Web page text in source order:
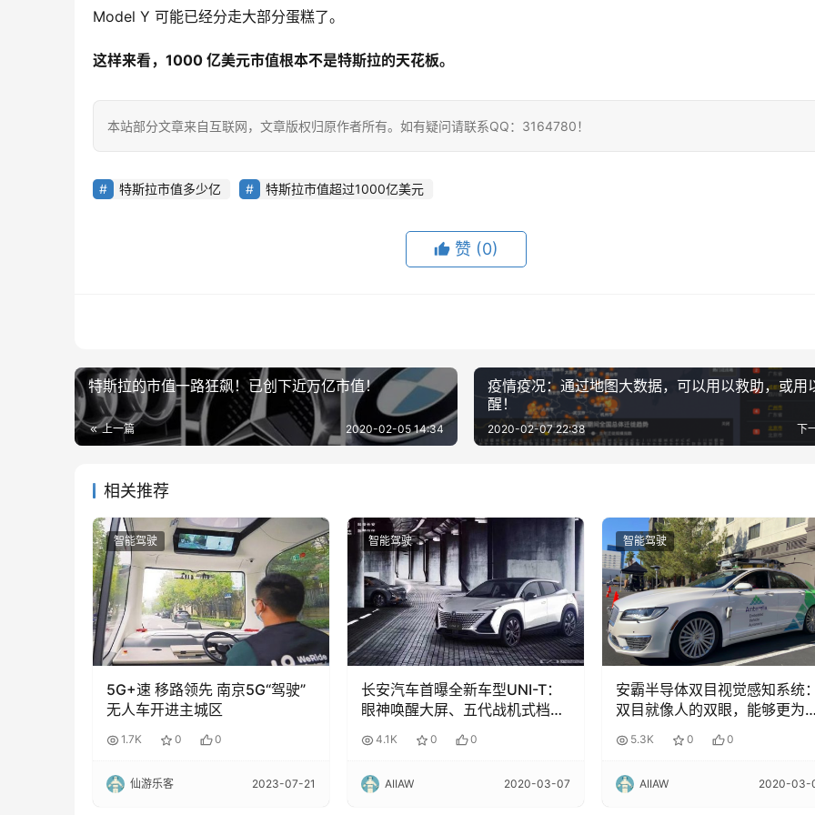
Model Y 可能已经分走大部分蛋糕了。
这样来看，1000 亿美元市值根本不是特斯拉的天花板。
本站部分文章来自互联网，文章版权归原作者所有。如有疑问请联系QQ：3164780！
特斯拉市值多少亿 特斯拉市值超过1000亿美元
赞 (0)
特斯拉的市值一路狂飙！已创下近万亿市值！
上一篇 2020-02-05 14:34
疫情疫况：通过地图大数据，可以用以救助，或用
醒！
下
2020-02-07 22:38
相关推荐
智能驾驶
5G+速 移路领先 南京5G“驾驶”
无人车开进主城区
1.7K 0 0
仙游乐客 2023-07-21
智能驾驶
长安汽车首曝全新车型UNI-T：
眼神唤醒大屏、五代战机式档
4.1K 0 0
AIIAW 2020-03-07
智能驾驶
安霸半导体双目视觉感知系统
双目就像人的双眼，能够更为
5.3K 0 0
AIIAW 2020-03-